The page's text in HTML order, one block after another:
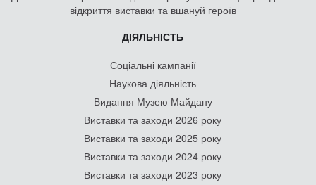
відкриття виставки та вшануй героїв
ДІЯЛЬНІСТЬ
Соціальні кампанії
Наукова діяльність
Видання Музею Майдану
Виставки та заходи 2026 року
Виставки та заходи 2025 року
Виставки та заходи 2024 року
Виставки та заходи 2023 року